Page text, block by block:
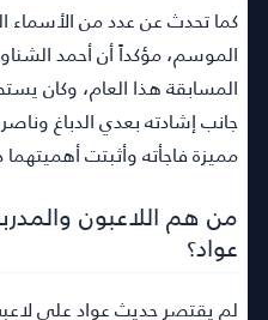
كما تحدث عن عدد من الأسماء
الموسم، مؤكداً أن أحمد
المسابقة هذا العام، وكان
جانب إشادته بعدي الدباغ
مميزة فاجأته وأثبتت
من هم اللاعبون
عواد؟
لم يقتصر حديث عواد على